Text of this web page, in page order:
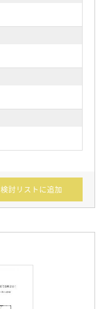
検討リストに追加